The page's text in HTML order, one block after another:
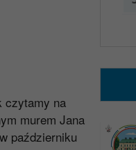
czytamy na
murem Jana
październiku